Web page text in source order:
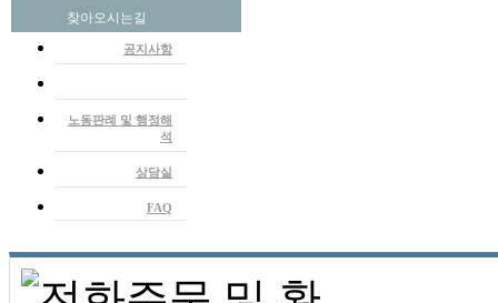
찾아오시는길
공지사항
노동판례 및 행정해
석
상담실
FAQ